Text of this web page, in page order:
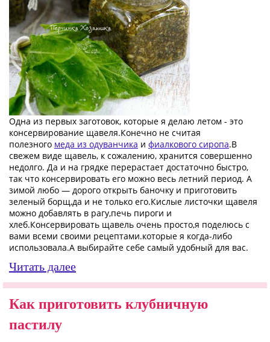
Одна из первых заготовок, которые я делаю летом - это
консервирование щавеля.Конечно не считая
полезного меда из одуванчика и фиалкового сиропа.В
свежем виде щавель, к сожалению, хранится совершенно
недолго. Да и на грядке перерастает достаточно быстро,
так что консервировать его можно весь летний период. А
зимой любо — дорого открыть баночку и приготовить
зеленый борщ,да и не только его.Кислые листочки щавеля
можно добавлять в рагу,печь пироги и
хлеб.Консервировать щавель очень просто,я поделюсь с
вами всеми своими рецептами.которые я когда-либо
использовала.А выбирайте себе самый удобный для вас.
Читать далее
Как приготовить клубничную
пастилу